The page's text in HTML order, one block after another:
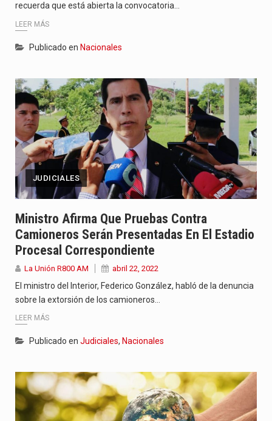
recuerda que está abierta la convocatoria…
LEER MÁS
Publicado en Nacionales
JUDICIALES
Ministro Afirma Que Pruebas Contra
Camioneros Serán Presentadas En El Estadio
Procesal Correspondiente
La Unión R800 AM abril 22, 2022
El ministro del Interior, Federico González, habló de la denuncia
sobre la extorsión de los camioneros…
LEER MÁS
Publicado en Judiciales, Nacionales